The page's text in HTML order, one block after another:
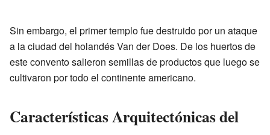
Sin embargo, el primer templo fue destruido por un ataque
a la ciudad del holandés Van der Does. De los huertos de
este convento salieron semillas de productos que luego se
cultivaron por todo el continente americano.
Características Arquitectónicas del